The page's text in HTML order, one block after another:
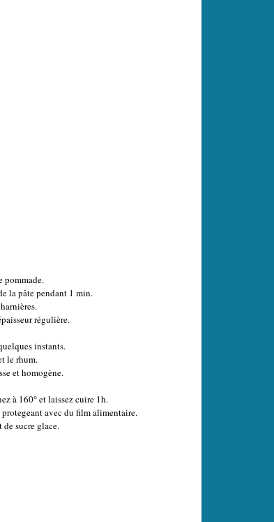
pommade.
la pâte pendant 1 min.
régulière.
instants.
le rhum.
et homogène.
à 160° et laissez cuire 1h.
avec du film alimentaire.
sucre glace.